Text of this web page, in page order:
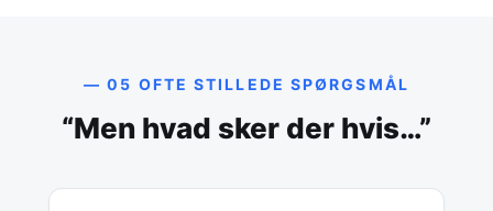
— 05 OFTE STILLEDE SPØRGSMÅL
“Men hvad sker der hvis…”